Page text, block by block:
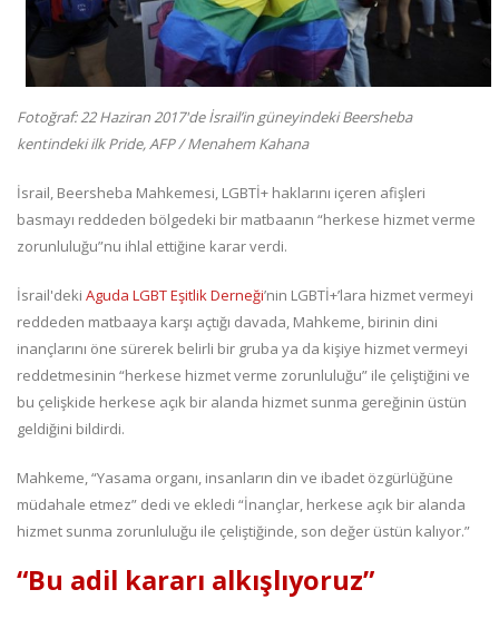
Fotoğraf: 22 Haziran 2017'de İsrail’in güneyindeki Beersheba
kentindeki ilk Pride, AFP / Menahem Kahana
İsrail, Beersheba Mahkemesi, LGBTİ+ haklarını içeren afişleri
basmayı reddeden bölgedeki bir matbaanın “herkese hizmet verme
zorunluluğu”nu ihlal ettiğine karar verdi.
İsrail'deki Aguda LGBT Eşitlik Derneği’nin LGBTİ+’lara hizmet vermeyi
reddeden matbaaya karşı açtığı davada, Mahkeme, birinin dini
inançlarını öne sürerek belirli bir gruba ya da kişiye hizmet vermeyi
reddetmesinin “herkese hizmet verme zorunluluğu” ile çeliştiğini ve
bu çelişkide herkese açık bir alanda hizmet sunma gereğinin üstün
geldiğini bildirdi.
Mahkeme, “Yasama organı, insanların din ve ibadet özgürlüğüne
müdahale etmez” dedi ve ekledi “İnançlar, herkese açık bir alanda
hizmet sunma zorunluluğu ile çeliştiğinde, son değer üstün kalıyor.”
“Bu adil kararı alkışlıyoruz”